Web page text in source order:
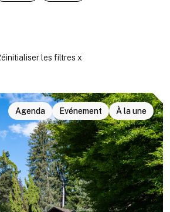
Agenda Evénement À la une